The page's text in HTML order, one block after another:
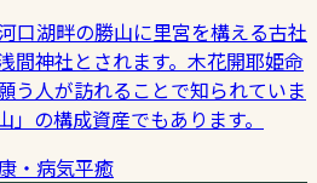
口湖畔の勝山に里宮を構える古社
間神社とされます。木花開耶姫命
う人が訪れることで知られていま
の構成資産でもあります。
・病気平癒